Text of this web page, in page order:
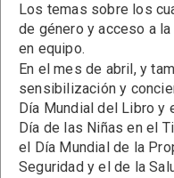
Los temas sobre los
de género y acceso a
en equipo.
En el mes de abril, y
sensibilización y
Día Mundial del Libro y
Día de las Niñas en el
el Día Mundial de la
Seguridad y el de la